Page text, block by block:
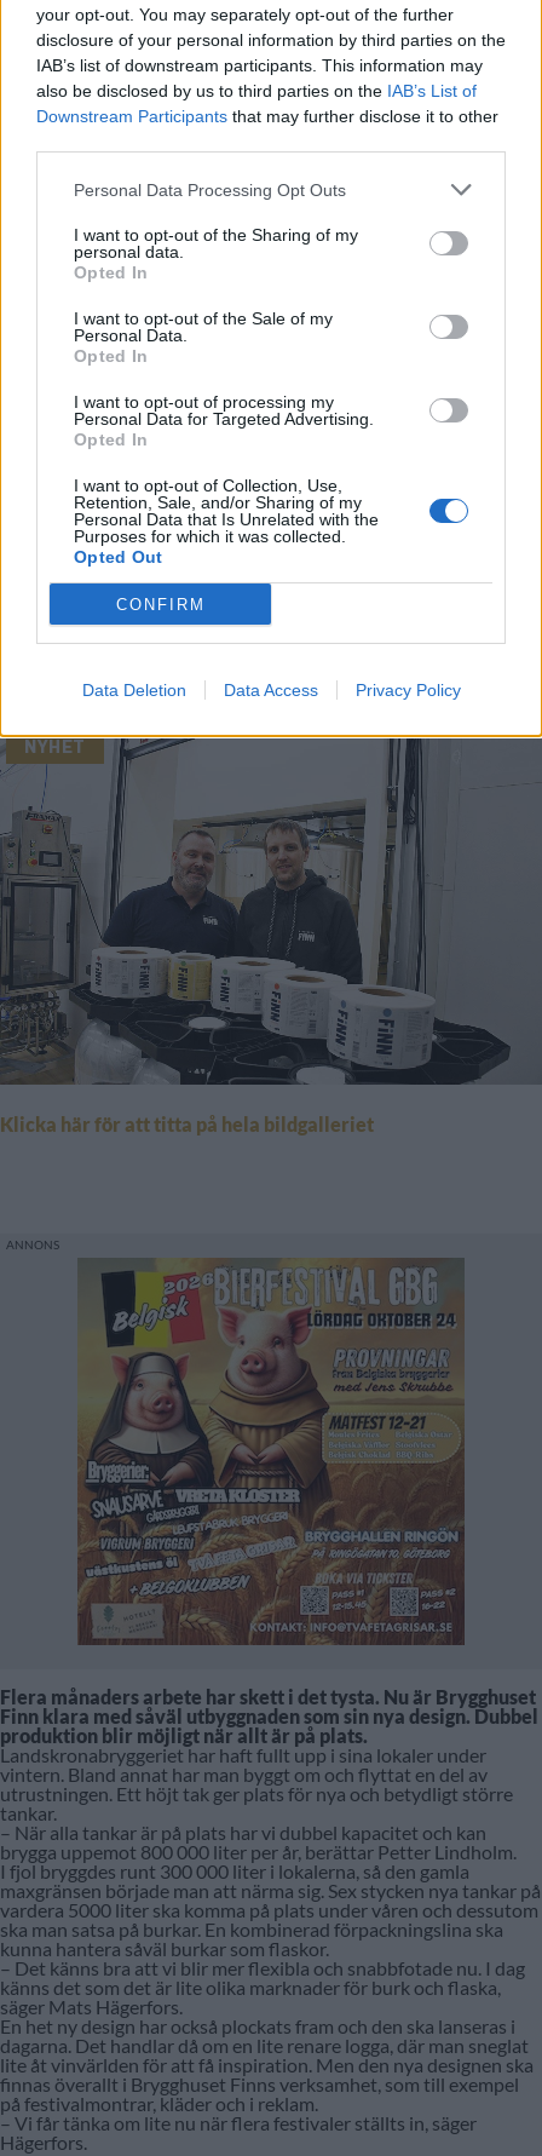
your opt-out. You may separately opt-out of the further
disclosure of your personal information by third parties on the
IAB’s list of downstream participants. This information may
also be disclosed by us to third parties on the IAB’s List of
Downstream Participants that may further disclose it to other
Personal Data Processing Opt Outs
I want to opt-out of the Sharing of my
personal data.
Opted In
I want to opt-out of the Sale of my
Personal Data.
Opted In
I want to opt-out of processing my
Personal Data for Targeted Advertising.
Opted In
I want to opt-out of Collection, Use,
Retention, Sale, and/or Sharing of my
Personal Data that Is Unrelated with the
Purposes for which it was collected.
Opted Out
CONFIRM
Data Deletion Data Access Privacy Policy
NYHET
Finn bygger ut och förändrar
design
AvRonny Karlsson
NYHET
Klicka här för att titta på hela bildgalleriet
Flera månaders arbete har skett i det tysta. Nu är Brygghuset
Finn klara med såväl utbyggnaden som sin nya design. Dubbel
produktion blir möjligt när allt är på plats.
Landskronabryggeriet har haft fullt upp i sina lokaler under
vintern. Bland annat har man byggt om och flyttat en del av
utrustningen. Ett höjt tak ger plats för nya och betydligt större
tankar.
– När alla tankar är på plats har vi dubbel kapacitet och kan
brygga uppemot 800 000 liter per år, berättar Petter Lindholm.
I fjol bryggdes runt 300 000 liter i lokalerna, så den gamla
maxgränsen började man att närma sig. Sex stycken nya tankar på
vardera 5000 liter ska komma på plats under våren och dessutom
ska man satsa på burkar. En kombinerad förpackningslina ska
kunna hantera såväl burkar som flaskor.
– Det känns bra att vi blir mer flexibla och snabbfotade nu. I dag
känns det som det är lite olika marknader för burk och flaska,
säger Mats Hägerfors.
En het ny design har också plockats fram och den ska lanseras i
dagarna. Det handlar då om en lite renare logga, där man sneglat
lite åt vinvärlden för att få inspiration. Men den nya designen ska
finnas överallt i Brygghuset Finns verksamhet, som till exempel
på festivalmontrar, kläder och i reklam.
– Vi får tänka om lite nu när flera festivaler ställts in, säger
Hägerfors.